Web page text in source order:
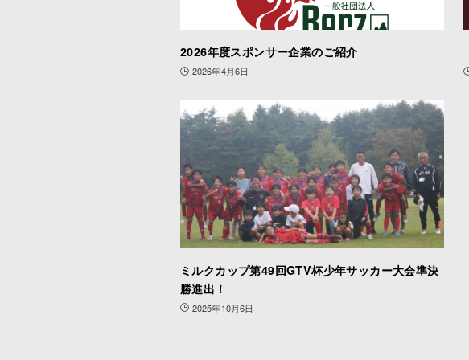
2026年度スポンサー企業のご紹介
2026年4月6日
ミルクカップ第49回GTV杯少年サッカー大会準決
勝進出！
2025年10月6日